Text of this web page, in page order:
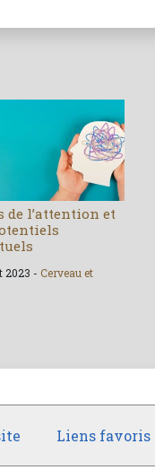
de l’attention et
2023 -Cerveau et
Liens favoris